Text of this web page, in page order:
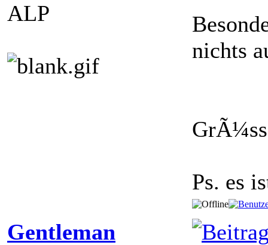
ALP
nichts
Ps. es
Gentleman